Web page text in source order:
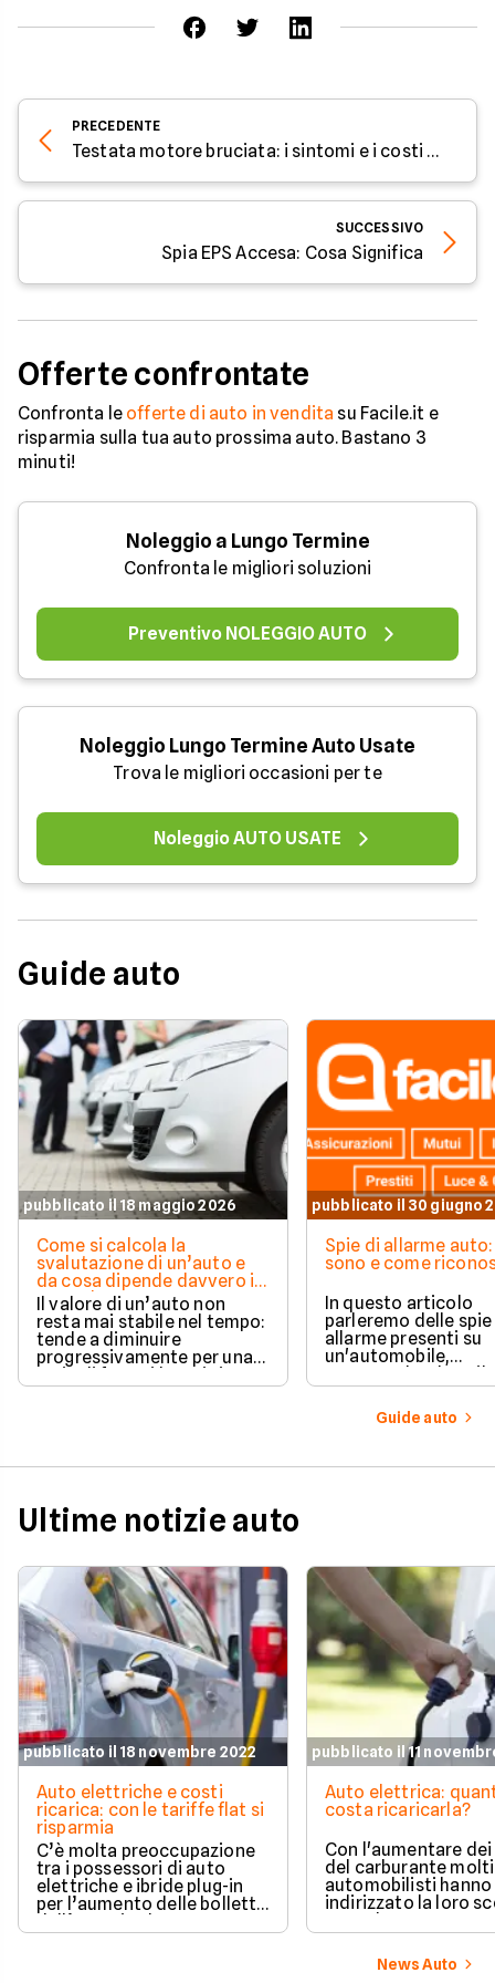
PRECEDENTE
Testata motore bruciata: i sintomi e i costi delle riparazioni
SUCCESSIVO
Spia EPS Accesa: Cosa Significa
Offerte confrontate
Confronta le offerte di auto in vendita su Facile.it e
risparmia sulla tua auto prossima auto. Bastano 3
minuti!
Noleggio a Lungo Termine
Confronta le migliori soluzioni
Preventivo NOLEGGIO AUTO
Noleggio Lungo Termine Auto Usate
Trova le migliori occasioni per te
Noleggio AUTO USATE
Guide auto
pubblicato il 18 maggio 2026
Come si calcola la
svalutazione di un’auto e
da cosa dipende davvero il
suo valore
Il valore di un’auto non
resta mai stabile nel tempo:
tende a diminuire
progressivamente per una
all’utilizzo quotidiano sia
pubblicato il 30 giugno
Spie di allarme
sono e come
In questo articolo
parleremo delle
allarme presenti su
un'automobile,
significato una per
questo modo sarà
sapere quale
in ogni situazione.
Guide auto
Ultime notizie auto
pubblicato il 18 novembre 2022
Auto elettriche e costi
ricarica: con le tariffe flat si
risparmia
C’è molta preoccupazione
tra i possessori di auto
elettriche e ibride plug-in
per l’aumento delle bollette
inevitabilmente ricade sui
pubblicato il 11
Auto elettrica:
costa ricaricarla?
Con l'aumentare
del carburante molti
automobilisti hanno
indirizzato la loro
emissioni, ma
anche il caro
spontaneoNews Auto